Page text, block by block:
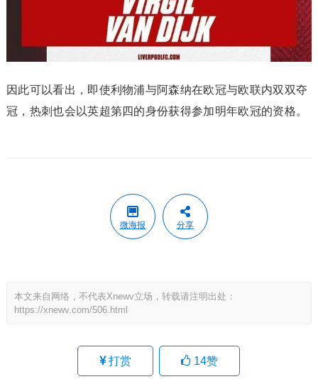
因此可以看出，即使利物浦与阿森纳在欧冠与欧联内双双夺
冠，热刺也会以英超第四的身份获得参加明年欧冠的资格。
微海报 分享
本文来自网络，不代表Xnewv立场，转载请注明出处：
https://xnewv.com/506.html
打赏 14赞